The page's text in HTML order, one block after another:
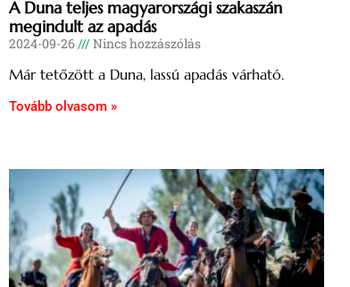
A Duna teljes magyarországi szakaszán
megindult az apadás
2024-09-26 Nincs hozzászólás
Már tetőzött a Duna, lassú apadás várható.
Tovább olvasom »